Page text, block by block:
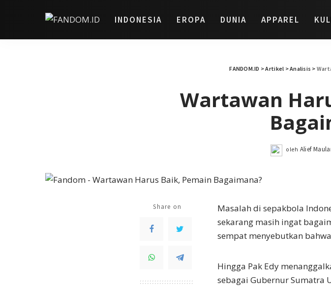
INDONESIA EROPA DUNIA APPAREL
FANDOM.ID >Artikel >Analisis >
Wartawan
Posted
oleh Alief
Share on
Masalah di sepakbola
sekarang masih ingat
sempat menyebutkan
Hingga Pak Edy
sebagai Gubernur Sumatra